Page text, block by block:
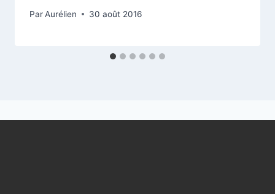
ParAurélien 30 août 2016